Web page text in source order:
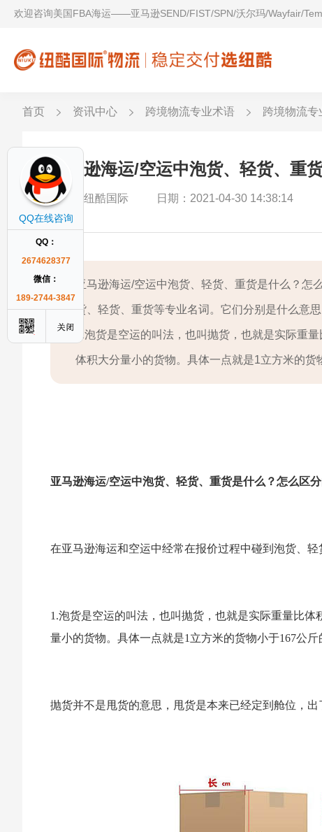
欢迎咨询美国FBA海运——亚马逊SEND/FIST/SPN/沃尔玛/Wayfair/
首页 资讯中心 跨境物流专业术语 跨境物流专
亚马逊海运/空运中泡货、轻货、重
作者：纽酷国际 日期：2021-04-30 14:38:14
亚马逊海运/空运中泡货、轻货、重货是什么？
货、轻货、重货等专业名词。它们分别是什么意思
1.泡货是空运的叫法，也叫抛货，也就是实际重
体积大分量小的货物。具体一点就是1立方米的货
亚马逊海运/空运中泡货、轻货、重货是什么？怎么区分
在亚马逊海运和空运中经常在报价过程中碰到泡货、
1.泡货是空运的叫法，也叫抛货，也就是实际重量比
量小的货物。具体一点就是1立方米的货物小于167公斤
抛货并不是甩货的意思，甩货是本来已经定到舱位，
QQ在线咨询
QQ：
2674628377
微信：
189-2744-3847